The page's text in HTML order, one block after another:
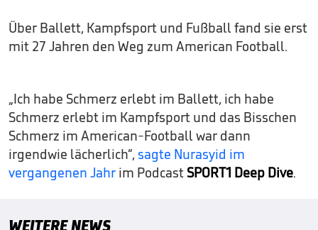
Über Ballett, Kampfsport und Fußball fand sie erst
mit 27 Jahren den Weg zum American Football.
„Ich habe Schmerz erlebt im Ballett, ich habe
Schmerz erlebt im Kampfsport und das Bisschen
Schmerz im American-Football war dann
irgendwie lächerlich“, sagte Nurasyid im
vergangenen Jahr im Podcast SPORT1 Deep Dive.
WEITERE NEWS